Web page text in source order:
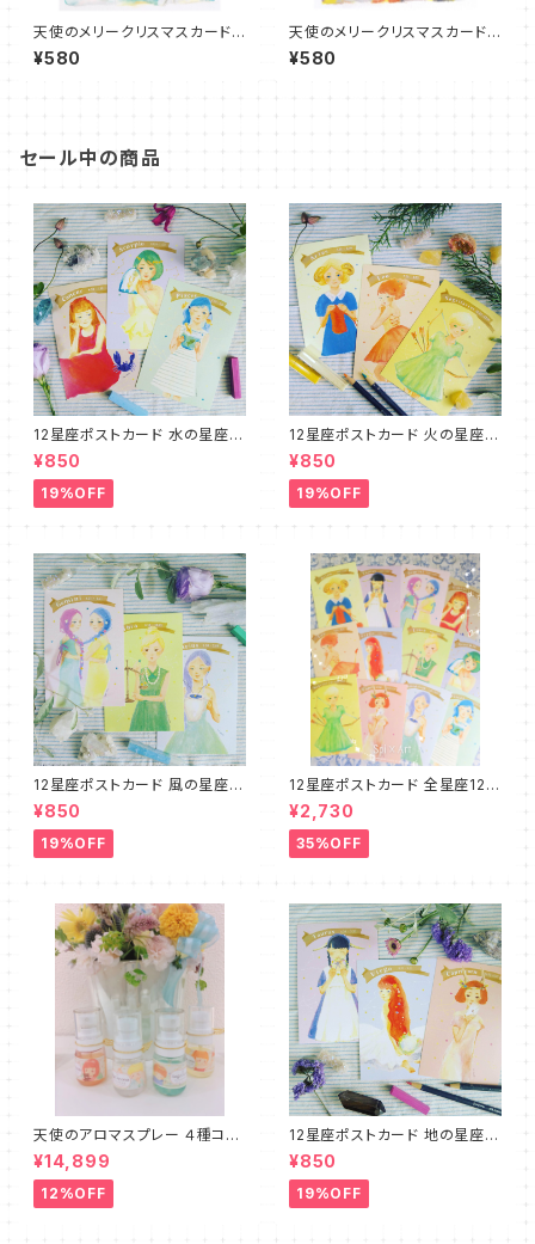
天使のメリークリスマスカード
「いつでも一緒に」
¥580
天使のメリークリスマスカード
「パーフェクト」
¥580
セール中の商品
12星座ポストカード 水の星座３
種セット☆プチリーディング＆ム
ーンサイクルカード付
¥850
19%OFF
12星座ポストカード 火の星座３
種セット☆プチリーディング＆ム
ーンサイクルカード付
¥850
19%OFF
12星座ポストカード 風の星座３
種セット☆プチリーディング＆ム
ーンサイクルカード付
¥850
19%OFF
12星座ポストカード 全星座12種
セット☆プチリーディング＆ムー
ンサイクルカード付
¥2,730
35%OFF
天使のアロマスプレー ４種コン
プリートセット
¥14,899
12%OFF
12星座ポストカード 地の星座３
種セット☆プチリーディング＆ム
ーンサイクルカード付
¥850
19%OFF